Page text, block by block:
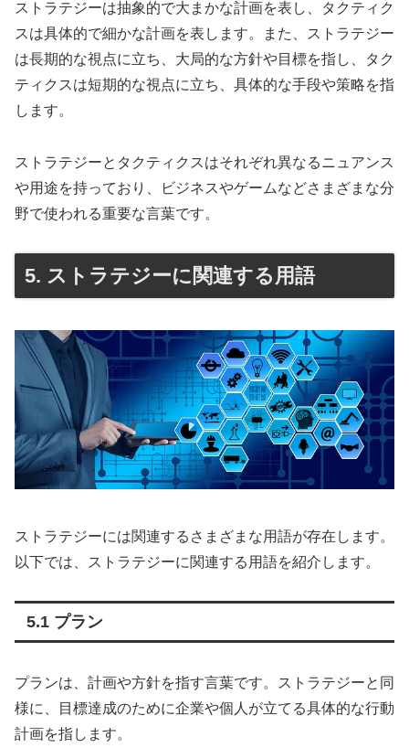
ストラテジーは抽象的で大まかな計画を表し、タクティク
スは具体的で細かな計画を表します。また、ストラテジー
は長期的な視点に立ち、大局的な方針や目標を指し、タク
ティクスは短期的な視点に立ち、具体的な手段や策略を指
します。
ストラテジーとタクティクスはそれぞれ異なるニュアンス
や用途を持っており、ビジネスやゲームなどさまざまな分
野で使われる重要な言葉です。
5. ストラテジーに関連する用語
ストラテジーには関連するさまざまな用語が存在します。
以下では、ストラテジーに関連する用語を紹介します。
5.1 プラン
プランは、計画や方針を指す言葉です。ストラテジーと同
様に、目標達成のために企業や個人が立てる具体的な行動
計画を指します。